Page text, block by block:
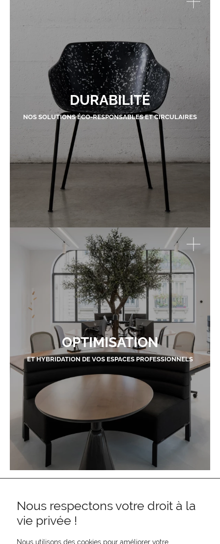
DURABILITÉ
NOS SOLUTIONS ÉCO-RESPONSABLES ET CIRCULAIRES
OPTIMISATION
ET HYBRIDATION DE VOS ESPACES PROFESSIONNELS
Nous respectons votre droit à la
vie privée !
Nous utilisons des cookies pour améliorer votre